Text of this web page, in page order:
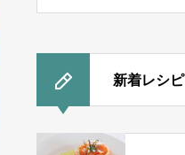
新着レシピ